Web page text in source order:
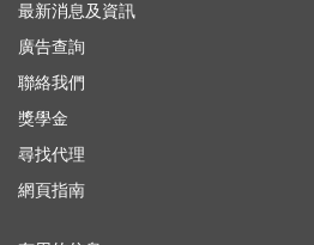
最新消息及資訊
廣告查詢
聯絡我們
獎學金
尋找代理
網頁指南